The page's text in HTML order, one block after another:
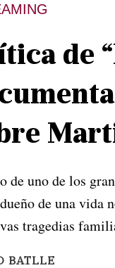
de
de uno de los
de una vida
tragedias
BATLLE